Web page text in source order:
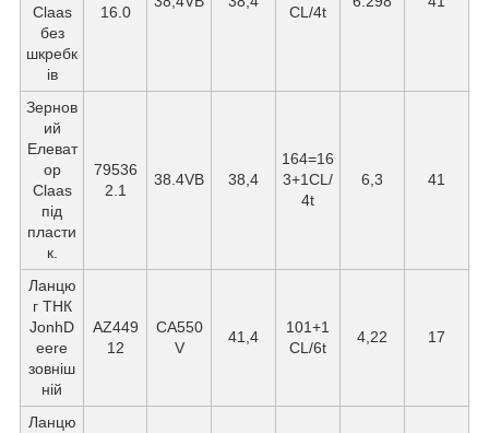
Claas
без
шкребк
ів
16.0
CL/4t
Зернов
ий
Елеват
ор
Claas
під
пласти
к.
79536
2.1
38.4VB 38,4
164=16
3+1CL/
4t
6,3 41
Ланцю
г ТНК
JonhD
eere
зовніш
ній
AZ449
12
СА550
V
41,4
101+1
CL/6t
4,22 17
Ланцю